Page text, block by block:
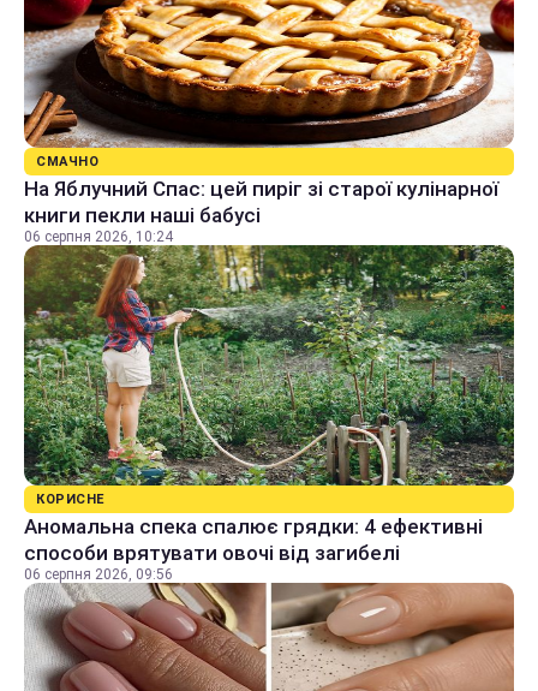
СМАЧНО
На Яблучний Спас: цей пиріг зі старої кулінарної
книги пекли наші бабусі
06 серпня 2026, 10:24
КОРИСНЕ
Аномальна спека спалює грядки: 4 ефективні
способи врятувати овочі від загибелі
06 серпня 2026, 09:56